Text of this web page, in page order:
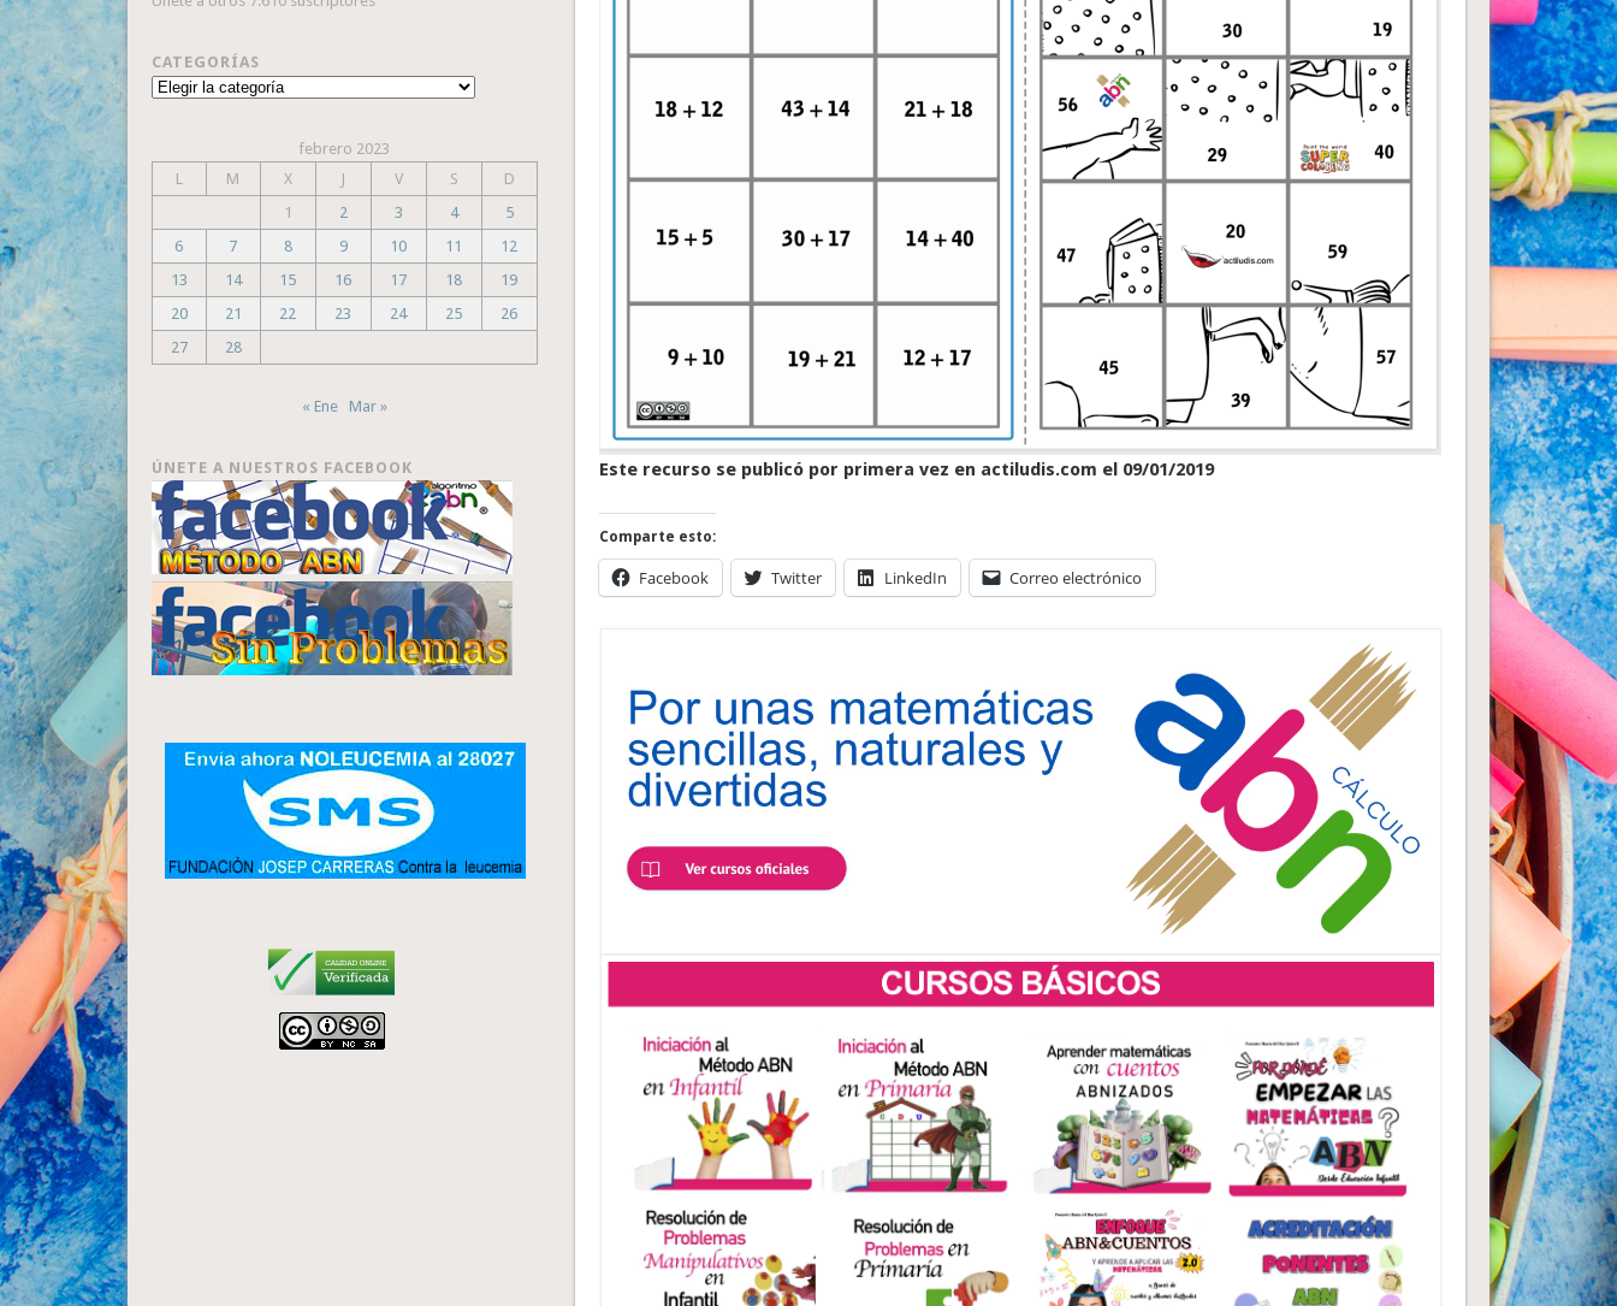
Este recurso se publicó por primera vez en actiludis.com el 09/01/2019
Comparte esto:
Facebook Twitter LinkedIn Correo electrónico
CATEGORÍAS
Categorías
febrero 2023
L
M X J V S
D
1
2 3 4
5
6
7 8 9 10 11
12
13
14 15 16 17 18
19
20
21 22 23 24 25
26
27
28
« Ene Mar »
ÚNETE A NUESTROS FACEBOOK